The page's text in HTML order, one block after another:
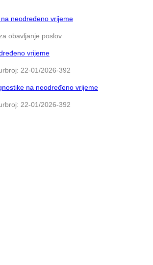
neodređeno vrijeme
obavljanje poslov
vrijeme
22-01/2026-392
na neodređeno vrijeme
22-01/2026-392